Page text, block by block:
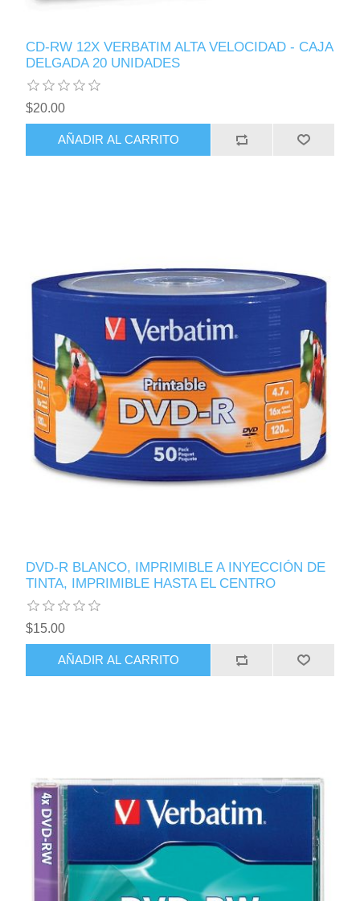
CD-RW 12X VERBATIM ALTA VELOCIDAD - CAJA
DELGADA 20 UNIDADES
$20.00
AÑADIR AL CARRITO
DVD-R BLANCO, IMPRIMIBLE A INYECCIÓN DE
TINTA, IMPRIMIBLE HASTA EL CENTRO
$15.00
AÑADIR AL CARRITO